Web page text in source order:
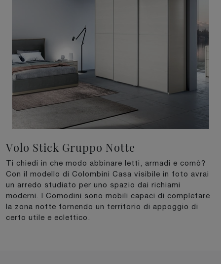
Volo Stick Gruppo Notte
Ti chiedi in che modo abbinare letti, armadi e comò?
Con il modello di Colombini Casa visibile in foto avrai
un arredo studiato per uno spazio dai richiami
moderni. I Comodini sono mobili capaci di completare
la zona notte fornendo un territorio di appoggio di
certo utile e eclettico.